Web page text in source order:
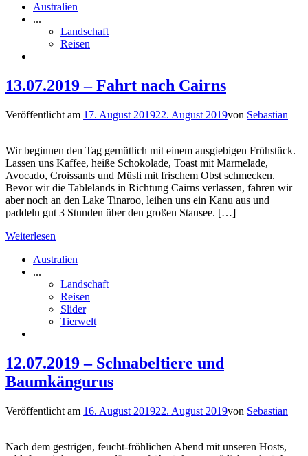
Australien
...
Landschaft
Reisen
13.07.2019 – Fahrt nach Cairns
Veröffentlicht am 17. August 201922. August 2019von Sebastian
Wir beginnen den Tag gemütlich mit einem ausgiebigen Frühstück.
Lassen uns Kaffee, heiße Schokolade, Toast mit Marmelade,
Avocado, Croissants und Müsli mit frischem Obst schmecken.
Bevor wir die Tablelands in Richtung Cairns verlassen, fahren wir
aber noch an den Lake Tinaroo, leihen uns ein Kanu aus und
paddeln gut 3 Stunden über den großen Stausee. […]
Weiterlesen
Australien
...
Landschaft
Reisen
Slider
Tierwelt
12.07.2019 – Schnabeltiere und
Baumkängurus
Veröffentlicht am 16. August 201922. August 2019von Sebastian
Nach dem gestrigen, feucht-fröhlichen Abend mit unseren Hosts,